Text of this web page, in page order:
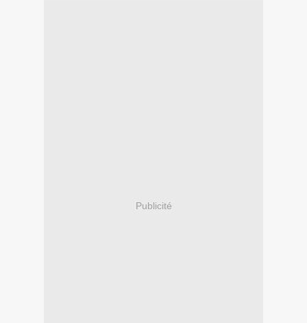
Publicité